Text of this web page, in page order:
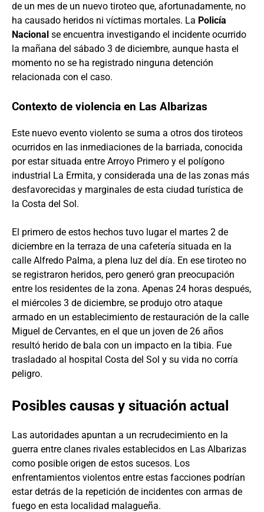
de un mes de un nuevo tiroteo que, afortunadamente, no
ha causado heridos ni víctimas mortales. La Policía
Nacional se encuentra investigando el incidente ocurrido
la mañana del sábado 3 de diciembre, aunque hasta el
momento no se ha registrado ninguna detención
relacionada con el caso.
Contexto de violencia en Las Albarizas
Este nuevo evento violento se suma a otros dos tiroteos
ocurridos en las inmediaciones de la barriada, conocida
por estar situada entre Arroyo Primero y el polígono
industrial La Ermita, y considerada una de las zonas más
desfavorecidas y marginales de esta ciudad turística de
la Costa del Sol.
El primero de estos hechos tuvo lugar el martes 2 de
diciembre en la terraza de una cafetería situada en la
calle Alfredo Palma, a plena luz del día. En ese tiroteo no
se registraron heridos, pero generó gran preocupación
entre los residentes de la zona. Apenas 24 horas después,
el miércoles 3 de diciembre, se produjo otro ataque
armado en un establecimiento de restauración de la calle
Miguel de Cervantes, en el que un joven de 26 años
resultó herido de bala con un impacto en la tibia. Fue
trasladado al hospital Costa del Sol y su vida no corría
peligro.
Posibles causas y situación actual
Las autoridades apuntan a un recrudecimiento en la
guerra entre clanes rivales establecidos en Las Albarizas
como posible origen de estos sucesos. Los
enfrentamientos violentos entre estas facciones podrían
estar detrás de la repetición de incidentes con armas de
fuego en esta localidad malagueña.